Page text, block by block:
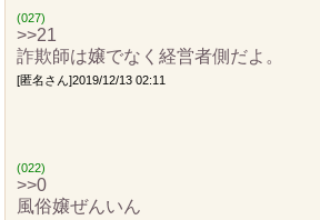
(027)
>>21
詐欺師は嬢でなく経営者側だよ。
[匿名さん]2019/12/13 02:11
(022)
>>0
風俗嬢ぜんいん